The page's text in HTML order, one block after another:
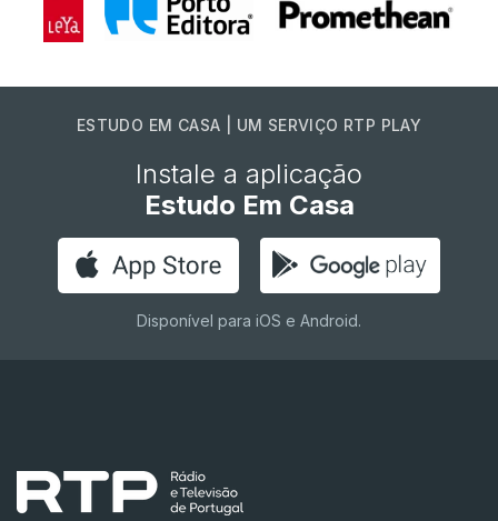
ESTUDO EM CASA | UM SERVIÇO RTP PLAY
Instale a aplicação
Estudo Em Casa
Disponível para iOS e Android.